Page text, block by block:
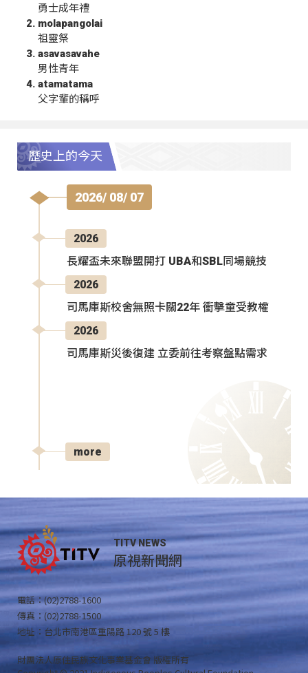
勇士成年禮
molapangolai
祖靈祭
asavasavahe
男性青年
atamatama
父字輩的稱呼
歷史上的今天
2026/ 08/ 07
2026
長耀盃未來聯盟開打 UBA和SBL同場競技
2026
司馬庫斯校舍無照卡關22年 衝擊童受教權
2026
司馬庫斯災後復建 立委前往考察盤點需求
more
TITV NEWS
原視新聞網
電話：(02)2788-1600
傳真：(02)2788-1500
地址：台北市南港區重陽路 120 號 5 樓
財團法人原住民族文化事業基金會 版權所有